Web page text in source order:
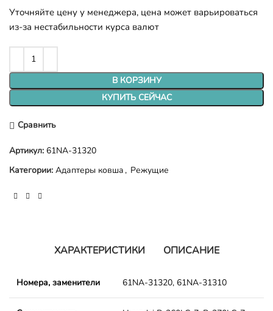
Уточняйте цену у менеджера, цена может варьироваться
из-за нестабильности курса валют
В КОРЗИНУ
КУПИТЬ СЕЙЧАС
Сравнить
Артикул: 61NA-31320
Категории: Адаптеры ковша , Режущие
ХАРАКТЕРИСТИКИ ОПИСАНИЕ
Номера, заменители 61NA-31320, 61NA-31310